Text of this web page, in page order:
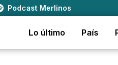
Podcast Merlinos
Lo último País